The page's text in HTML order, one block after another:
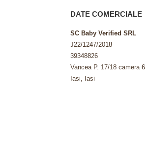
DATE COMERCIALE
SC Baby Verified SRL
J22/1247/2018
39348826
Vancea P. 17/18 camera 6
Iasi, Iasi